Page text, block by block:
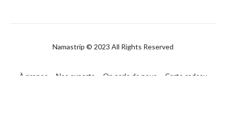
Namastrip © 2023 All Rights Reserved
À propos Nos experts On parle de nous
Carte cadeau